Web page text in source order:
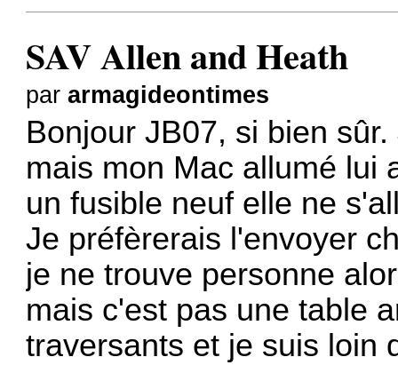
SAV Allen and Heath
pararmagideontimes
Bonjour JB07, si bien
mais mon Mac allumé lui
un fusible neuf elle ne
Je préfèrerais l'envoyer
je ne trouve personne
mais c'est pas une table
traversants et je suis loin